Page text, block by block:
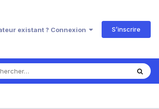
existant ? Connexion S’inscrire